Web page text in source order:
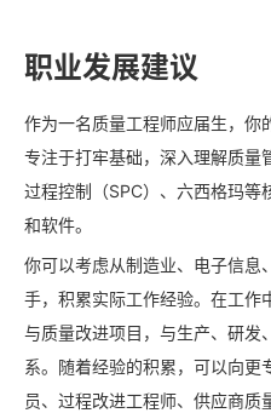
职业发展建议
作为一名质量工程师应届生，你
专注于打牢基础，深入理解质
过程控制（SPC）、六西格玛等
和软件。
你可以考虑从制造业、电子信息
手，积累实际工作经验。在工作
与质量改进项目，与生产、研发
系。随着经验的积累，可以向更
员、过程改进工程师、供应商质